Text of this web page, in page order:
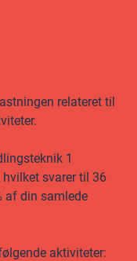
relateret til
1
svarer til 36
af din samlede
aktiviteter: